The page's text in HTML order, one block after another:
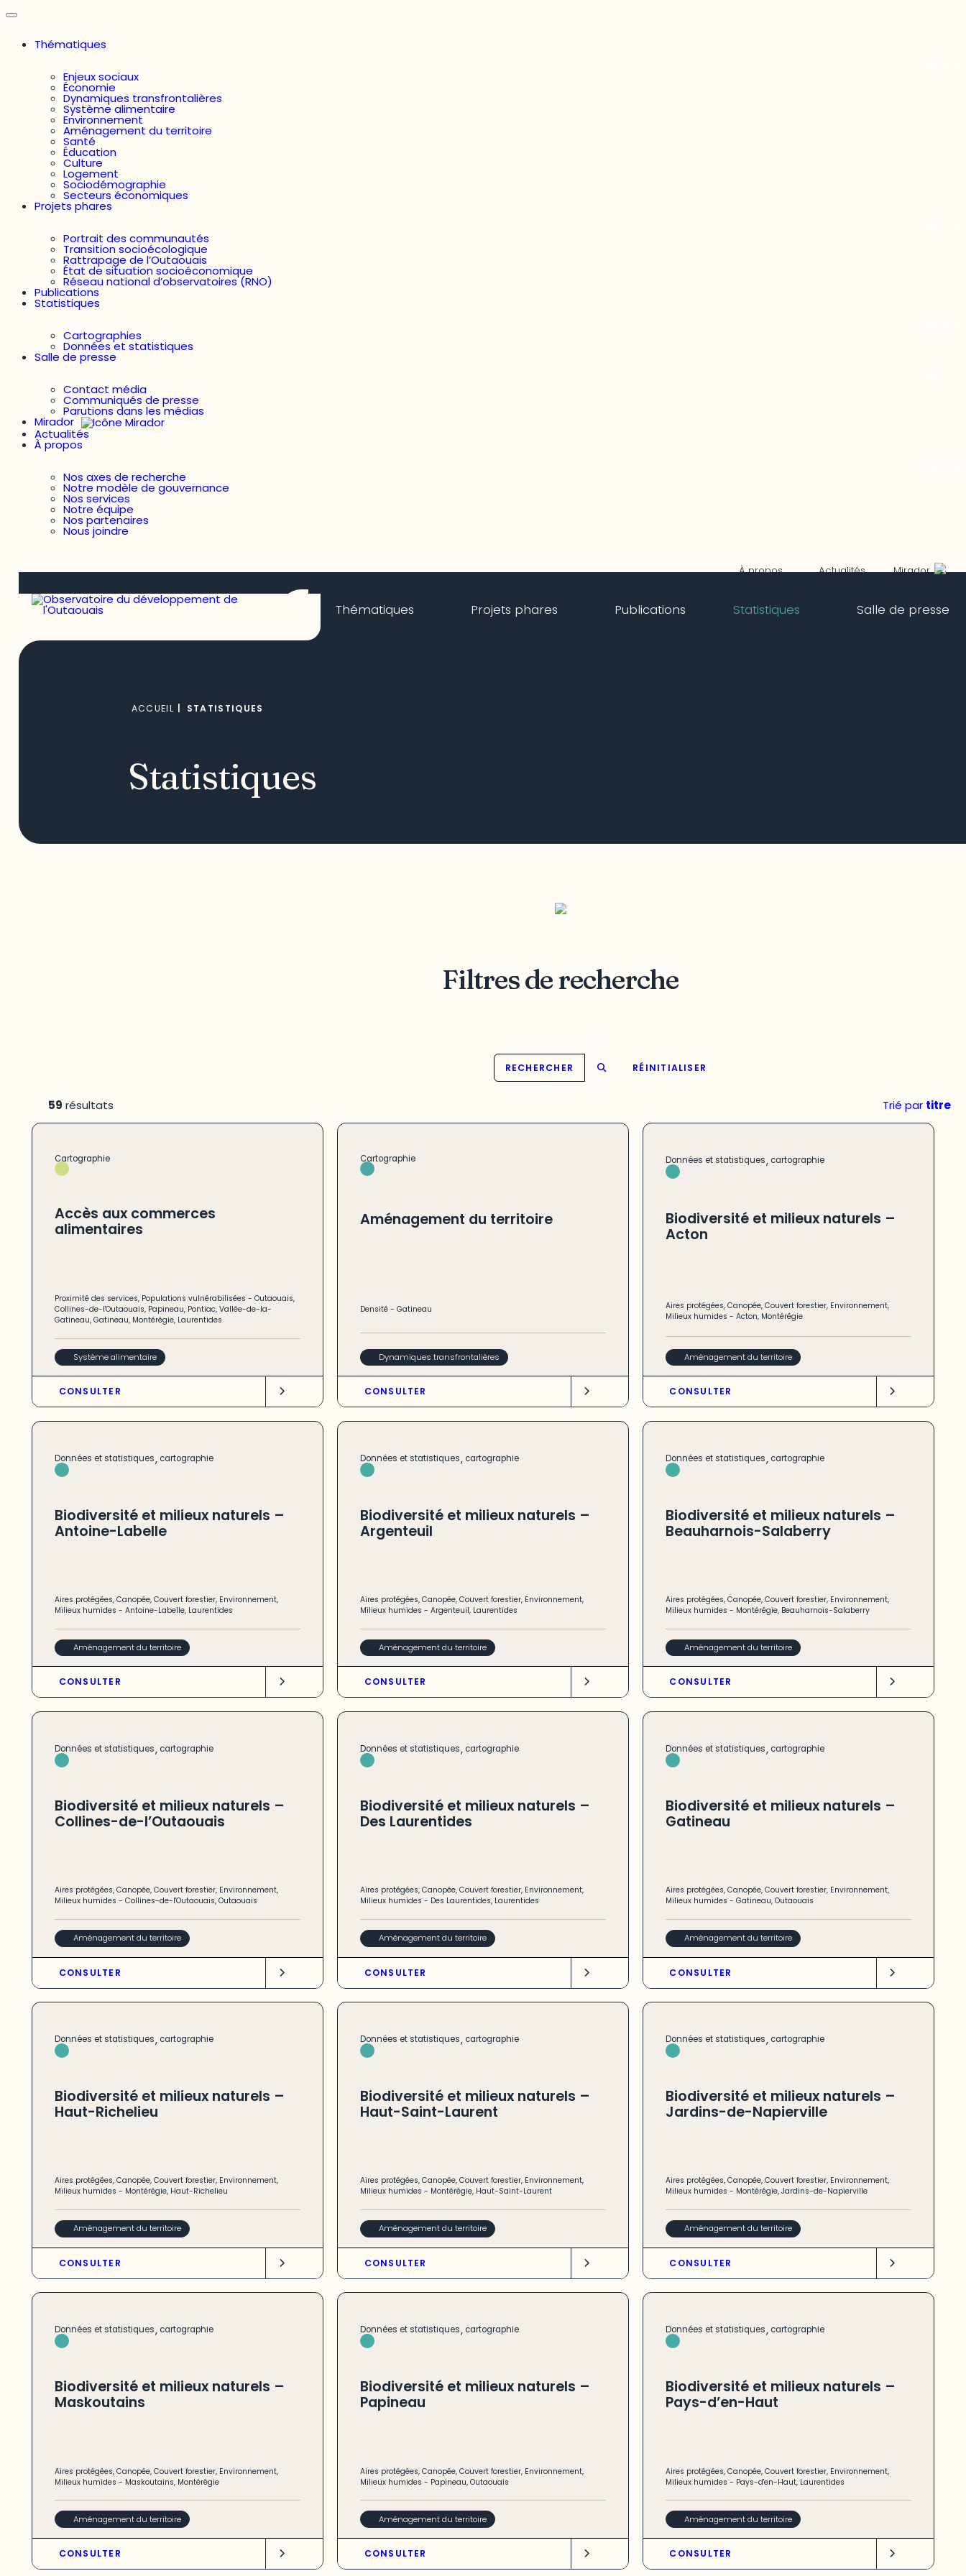
Thématiques
Enjeux sociaux
Économie
Dynamiques transfrontalières
Système alimentaire
Environnement
Aménagement du territoire
Santé
Éducation
Culture
Logement
Sociodémographie
Secteurs économiques
Projets phares
Portrait des communautés
Transition socioécologique
Rattrapage de l’Outaouais
État de situation socioéconomique
Réseau national d’observatoires (RNO)
Publications
Statistiques
Cartographies
Données et statistiques
Salle de presse
Contact média
Communiqués de presse
Parutions dans les médias
Mirador
Actualités
À propos
Nos axes de recherche
Notre modèle de gouvernance
Nos services
Notre équipe
Nos partenaires
Nous joindre
À propos Actualités Mirador
Thématiques Projets phares Publications Statistiques Salle de presse
ACCUEIL STATISTIQUES
Statistiques
Filtres de recherche
RECHERCHER RÉINITIALISER
59 résultats Trié par titre
Cartographie
Accès aux commerces
alimentaires
Proximité des services, Populations vulnérabilisées - Outaouais,
Collines-de-l'Outaouais, Papineau, Pontiac, Vallée-de-la-
Gatineau, Gatineau, Montérégie, Laurentides
Système alimentaire
CONSULTER
Cartographie
Aménagement du territoire
Densité- Gatineau
Dynamiques transfrontalières
CONSULTER
Données et statistiques, cartographie
Biodiversité et milieux naturels –
Acton
Aires protégées, Canopée, Couvert forestier, Environnement,
Milieux humides - Acton, Montérégie
Aménagement du territoire
CONSULTER
Données et statistiques, cartographie
Biodiversité et milieux naturels –
Antoine-Labelle
Aires protégées, Canopée, Couvert forestier, Environnement,
Milieux humides - Antoine-Labelle, Laurentides
Aménagement du territoire
CONSULTER
Données et statistiques, cartographie
Biodiversité et milieux naturels –
Argenteuil
Aires protégées, Canopée, Couvert forestier, Environnement,
Milieux humides - Argenteuil, Laurentides
Aménagement du territoire
CONSULTER
Données et statistiques, cartographie
Biodiversité et milieux naturels –
Beauharnois-Salaberry
Aires protégées, Canopée, Couvert forestier, Environnement,
Milieux humides - Montérégie, Beauharnois-Salaberry
Aménagement du territoire
CONSULTER
Données et statistiques, cartographie
Biodiversité et milieux naturels –
Collines-de-l’Outaouais
Aires protégées, Canopée, Couvert forestier, Environnement,
Milieux humides - Collines-de-l'Outaouais, Outaouais
Aménagement du territoire
CONSULTER
Données et statistiques, cartographie
Biodiversité et milieux naturels –
Des Laurentides
Aires protégées, Canopée, Couvert forestier, Environnement,
Milieux humides - Des Laurentides, Laurentides
Aménagement du territoire
CONSULTER
Données et statistiques, cartographie
Biodiversité et milieux naturels –
Gatineau
Aires protégées, Canopée, Couvert forestier, Environnement,
Milieux humides - Gatineau, Outaouais
Aménagement du territoire
CONSULTER
Données et statistiques, cartographie
Biodiversité et milieux naturels –
Haut-Richelieu
Aires protégées, Canopée, Couvert forestier, Environnement,
Milieux humides - Montérégie, Haut-Richelieu
Aménagement du territoire
CONSULTER
Données et statistiques, cartographie
Biodiversité et milieux naturels –
Haut-Saint-Laurent
Aires protégées, Canopée, Couvert forestier, Environnement,
Milieux humides - Montérégie, Haut-Saint-Laurent
Aménagement du territoire
CONSULTER
Données et statistiques, cartographie
Biodiversité et milieux naturels –
Jardins-de-Napierville
Aires protégées, Canopée, Couvert forestier, Environnement,
Milieux humides - Montérégie, Jardins-de-Napierville
Aménagement du territoire
CONSULTER
Données et statistiques, cartographie
Biodiversité et milieux naturels –
Maskoutains
Aires protégées, Canopée, Couvert forestier, Environnement,
Milieux humides - Maskoutains, Montérégie
Aménagement du territoire
CONSULTER
Données et statistiques, cartographie
Biodiversité et milieux naturels –
Papineau
Aires protégées, Canopée, Couvert forestier, Environnement,
Milieux humides - Papineau, Outaouais
Aménagement du territoire
CONSULTER
Données et statistiques, cartographie
Biodiversité et milieux naturels –
Pays-d’en-Haut
Aires protégées, Canopée, Couvert forestier, Environnement,
Milieux humides - Pays-d'en-Haut, Laurentides
Aménagement du territoire
CONSULTER